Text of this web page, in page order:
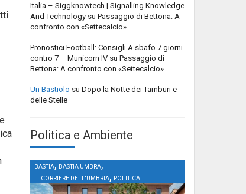
Italia – Siggknowtech | Signalling Knowledge
And Technology su Passaggio di Bettona: A
confronto con «Settecalcio»
Pronostici Football: Consigli A sbafo 7 giorni
contro 7 – Municorn IV su Passaggio di
Bettona: A confronto con «Settecalcio»
Un Bastiolo su Dopo la Notte dei Tamburi e
delle Stelle
Politica e Ambiente
BASTIA, BASTIA UMBRA,
IL CORRIERE DELL'UMBRIA, POLITICA